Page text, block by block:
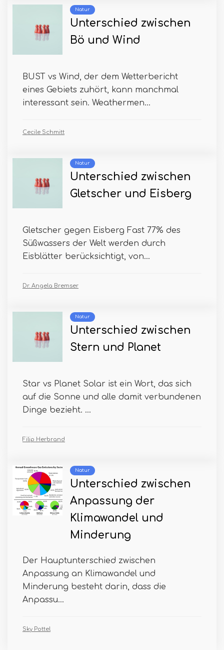
Natur
Unterschied zwischen
Bö und Wind
BUST vs Wind, der dem Wetterbericht
eines Gebiets zuhört, kann manchmal
interessant sein. Weathermen...
Cecile Schmitt
Natur
Unterschied zwischen
Gletscher und Eisberg
Gletscher gegen Eisberg Fast 77% des
Süßwassers der Welt werden durch
Eisblätter berücksichtigt, von...
Dr. Angela Bremser
Natur
Unterschied zwischen
Stern und Planet
Star vs Planet Solar ist ein Wort, das sich
auf die Sonne und alle damit verbundenen
Dinge bezieht. ...
Filip Herbrand
Natur
Unterschied zwischen
Anpassung der
Klimawandel und
Minderung
Der Hauptunterschied zwischen
Anpassung an Klimawandel und
Minderung besteht darin, dass die
Anpassu...
Sky Pottel